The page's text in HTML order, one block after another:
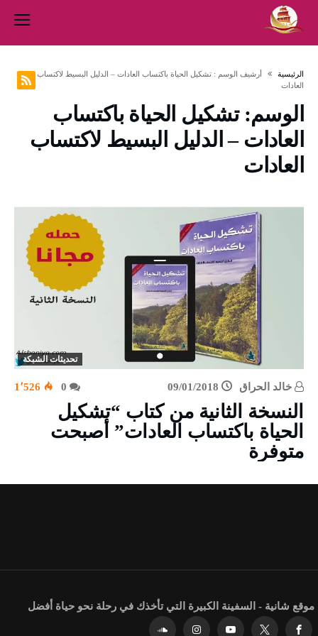
‫الرئيسية‬
‫أرشيف الوسم :‬ تشكيل الحياة باكتساب العادات – الدليل البسيط لاكتساب
العادات
الوسم:تشكيل الحياة باكتساب
العادات – الدليل البسيط لاكتساب
العادات
تحديثات الشبكة
خالد الحراق 09/01/2018 1٬526
النسخة الثانية من كتاب “تشكيل
الحياة باكتساب العادات” أصبحت
متوفرة
موقع شانية - السفينة الكبيرة التي تأخذك في رحلة نحو حياة أفضل